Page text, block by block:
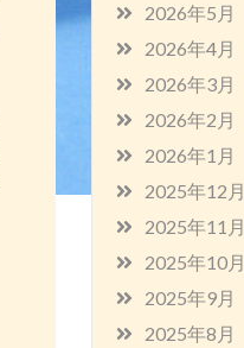
2026年5月
2026年4月
2026年3月
2026年2月
2026年1月
2025年12月
2025年11月
2025年10月
2025年9月
2025年8月